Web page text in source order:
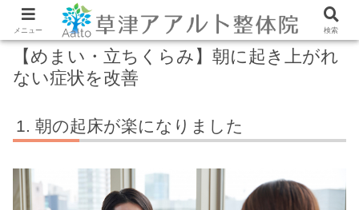
【めまい・立ちくらみ】朝に起き上がれ
ない症状を改善
朝の起床が楽になりました
メニュー 検索